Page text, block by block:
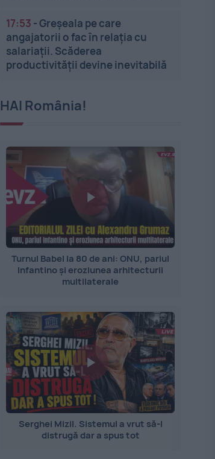
17:53 -Greșeala pe care
angajatorii o fac în relația cu
salariații. Scăderea
productivității devine inevitabilă
HAI România!
Turnul Babel la 80 de ani: ONU, pariul
Infantino și eroziunea arhitecturii
multilaterale
Serghei Mizil. Sistemul a vrut să-l
distrugă dar a spus tot